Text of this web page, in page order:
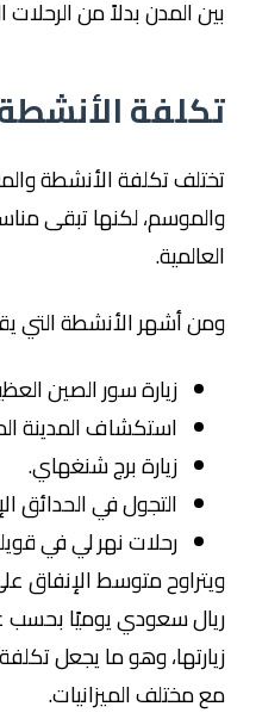
المدن بدلاً من الرحلات
الأنشطة
تكلفة الأنشطة
لكنها تبقى مناسبة
أشهر الأنشطة التي يقبل
زيارة سور الصين العظيم.
استكشاف المدينة
زيارة برج شنغهاي.
التجول في الحدائق
رحلات نهر لي في قويلين.
سعودي يوميًا بحسب عدد
وهو ما يجعل تكلفة
مختلف الميزانيات.